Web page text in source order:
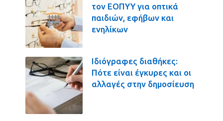
τον ΕΟΠΥΥ για οπτικά
παιδιών, εφήβων και
ενηλίκων
Ιδιόγραφες διαθήκες:
Πότε είναι έγκυρες και οι
αλλαγές στην δημοσίευση